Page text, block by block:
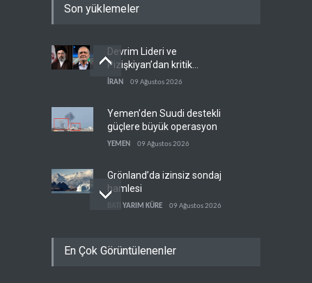
Son yüklemeler
Devrim Lideri ve
Pizişkiyan’dan kritik
görüşme
İRAN 09 Ağustos 2026
Yemen’den Suudi destekli
güçlere büyük operasyon
YEMEN 09 Ağustos 2026
Grönland’da izinsiz sondaj
hamlesi
BATI YARIM KÜRE 09 Ağustos 2026
rağmen direnişini
En Çok Görüntülenenler